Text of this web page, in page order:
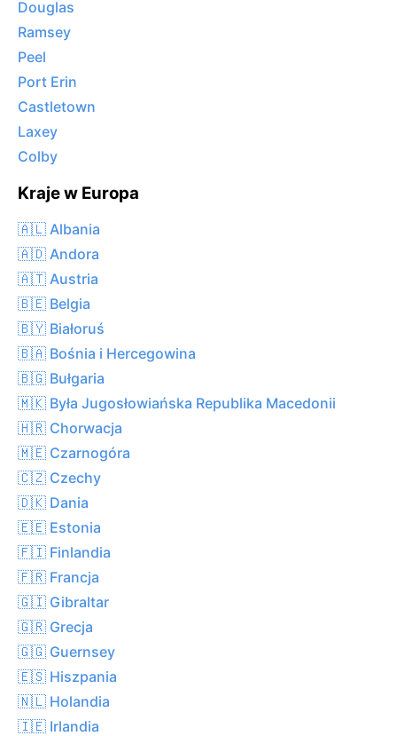
Douglas
Ramsey
Peel
Port Erin
Castletown
Laxey
Colby
Kraje w Europa
🇦🇱 Albania
🇦🇩 Andora
🇦🇹 Austria
🇧🇪 Belgia
🇧🇾 Białoruś
🇧🇦 Bośnia i Hercegowina
🇧🇬 Bułgaria
🇲🇰 Była Jugosłowiańska Republika Macedonii
🇭🇷 Chorwacja
🇲🇪 Czarnogóra
🇨🇿 Czechy
🇩🇰 Dania
🇪🇪 Estonia
🇫🇮 Finlandia
🇫🇷 Francja
🇬🇮 Gibraltar
🇬🇷 Grecja
🇬🇬 Guernsey
🇪🇸 Hiszpania
🇳🇱 Holandia
🇮🇪 Irlandia